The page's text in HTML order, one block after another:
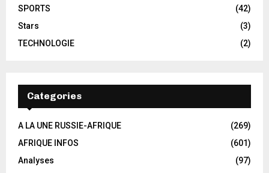
SPORTS
(42)
Stars
(3)
TECHNOLOGIE
(2)
Categories
A LA UNE RUSSIE-AFRIQUE
(269)
AFRIQUE INFOS
(601)
Analyses
(97)